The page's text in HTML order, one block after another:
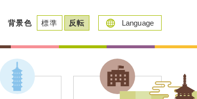
背景色 標準 反転 Language